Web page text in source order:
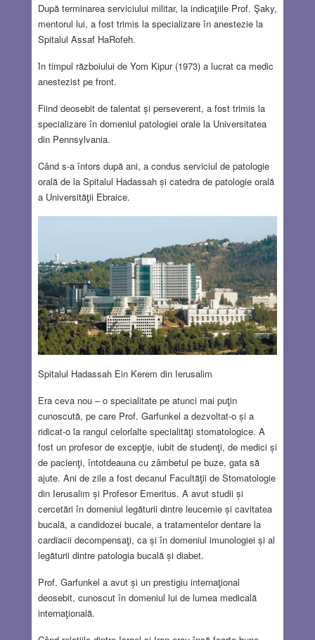
După terminarea serviciului militar, la indicaƫiile Prof. Şaky,
mentorul lui, a fost trimis la specializare în anestezie la
Spitalul Assaf HaRofeh.
Ȋn timpul războiului de Yom Kipur (1973) a lucrat ca medic
anestezist pe front.
Fiind deosebit de talentat și perseverent, a fost trimis la
specializare în domeniul patologiei orale la Universitatea
din Pennsylvania.
Când s-a întors după ani, a condus serviciul de patologie
orală de la Spitalul Hadassah și catedra de patologie orală
a Universităƫii Ebraice.
Spitalul Hadassah Ein Kerem din Ierusalim
Era ceva nou – o specialitate pe atunci mai puƫin
cunoscută, pe care Prof. Garfunkel a dezvoltat-o și a
ridicat-o la rangul celorlalte specialităƫi stomatologice. A
fost un profesor de excepƫie, iubit de studenƫi, de medici și
de pacienƫi, întotdeauna cu zâmbetul pe buze, gata să
ajute. Ani de zile a fost decanul Facultăƫii de Stomatologie
din Ierusalim și Profesor Emeritus. A avut studii și
cercetări în domeniul legăturii dintre leucemie și cavitatea
bucală, a candidozei bucale, a tratamentelor dentare la
cardiacii decompensaƫi, ca și în domeniul imunologiei și al
legăturii dintre patologia bucală și diabet.
Prof. Garfunkel a avut și un prestigiu internaƫional
deosebit, cunoscut în domeniul lui de lumea medicală
internaƫională.